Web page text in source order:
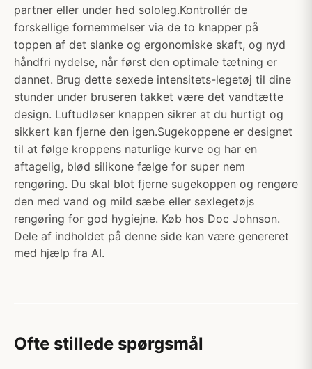
partner eller under hed sololeg.Kontrollér de
forskellige fornemmelser via de to knapper på
toppen af det slanke og ergonomiske skaft, og nyd
håndfri nydelse, når først den optimale tætning er
dannet. Brug dette sexede intensitets-legetøj til dine
stunder under bruseren takket være det vandtætte
design. Luftudløser knappen sikrer at du hurtigt og
sikkert kan fjerne den igen.Sugekoppene er designet
til at følge kroppens naturlige kurve og har en
aftagelig, blød silikone fælge for super nem
rengøring. Du skal blot fjerne sugekoppen og rengøre
den med vand og mild sæbe eller sexlegetøjs
rengøring for god hygiejne. Køb hos Doc Johnson.
Dele af indholdet på denne side kan være genereret
med hjælp fra AI.
Ofte stillede spørgsmål